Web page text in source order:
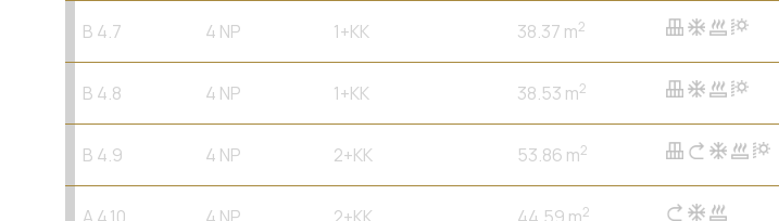
B 4.7 4 NP 1+KK 38.37 m2
B 4.8 4 NP 1+KK 38.53 m2
B 4.9 4 NP 2+KK 53.86 m2
2